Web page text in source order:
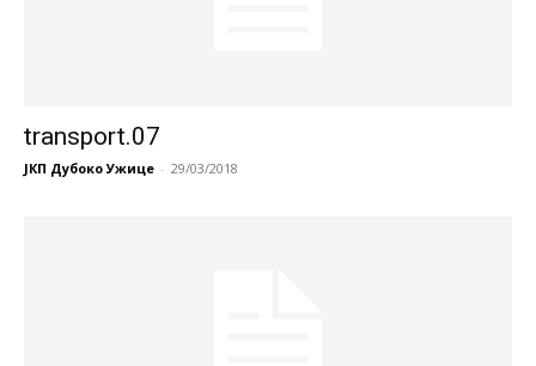
transport.07
ЈКП Дубоко Ужице - 29/03/2018